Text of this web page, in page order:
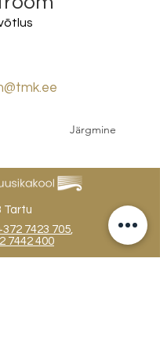
Järgmine
Tartu
7423 705,
7442 400